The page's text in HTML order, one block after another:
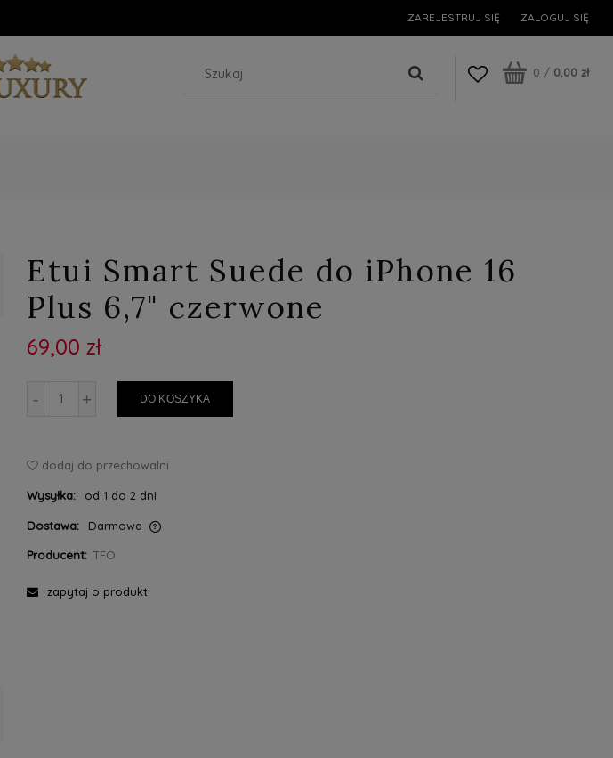
ZAREJESTRUJ SIĘ ZALOGUJ SIĘ
0 / 0,00 zł
Etui Smart Suede do iPhone 16
Plus 6,7" czerwone
69,00 zł
- + DO KOSZYKA
dodaj do przechowalni
Wysyłka: od 1 do 2 dni
Dostawa: Darmowa
Producent: TFO
zapytaj o produkt